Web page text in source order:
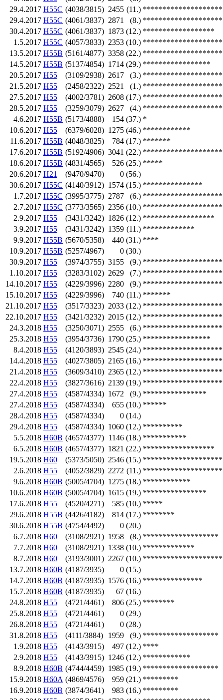
29.4.2017 H55C (4038/3815) 2455 (11.)
29.4.2017 H55C (4061/3837) 2871 (8.)
30.4.2017 H55C (4061/3837) 1873 (12.) ******************
1.5.2017 H55C (4057/3833) 2353 (10.)
13.5.2017 H55B (5161/4877) 3358 (22.)
14.5.2017 H55B (5137/4854) 1714 (29.) *****************
20.5.2017 H55 (3109/2938) 2617 (3.)
21.5.2017 H55 (2458/2322) 2521 (1.)
27.5.2017 H55 (4002/3781) 2608 (17.)
28.5.2017 H55 (3259/3079) 2627 (4.)
4.6.2017 H55B (5173/4888) 154 (37.) *
10.6.2017 H55 (6379/6028) 1275 (46.) ************
11.6.2017 H55B (4048/3825) 784 (17.) *******
17.6.2017 H55B (5192/4906) 3041 (22.)
18.6.2017 H55B (4831/4565) 526 (25.) *****
20.6.2017 H21 (9470/9470) 0 (56.)
30.6.2017 H55C (4140/3912) 1574 (15.) ***************
1.7.2017 H55C (3995/3775) 2787 (6.)
2.7.2017 H55C (3773/3565) 2356 (10.)
2.9.2017 H55 (3431/3242) 1826 (12.) ******************
3.9.2017 H55 (3431/3242) 1359 (11.) *************
9.9.2017 H55B (5670/5358) 440 (31.) ****
10.9.2017 H55B (5257/4967) 0 (30.)
30.9.2017 H55 (3974/3755) 3155 (9.)
1.10.2017 H55 (3283/3102) 2629 (7.)
14.10.2017 H55 (4229/3996) 2280 (9.)
15.10.2017 H55 (4229/3996) 740 (11.) *******
21.10.2017 H55 (3517/3323) 2033 (12.) ********************
22.10.2017 H55 (3421/3232) 2015 (12.) ********************
24.3.2018 H55 (3250/3071) 2555 (6.)
25.3.2018 H55 (3954/3736) 1790 (25.) *****************
8.4.2018 H55 (4120/3893) 2545 (24.)
14.4.2018 H55 (4027/3805) 2165 (16.)
21.4.2018 H55 (3609/3410) 2365 (12.)
22.4.2018 H55 (3827/3616) 2139 (19.)
27.4.2018 H55 (4587/4334) 1672 (9.) ****************
27.4.2018 H55 (4587/4334) 655 (10.) ******
28.4.2018 H55 (4587/4334) 0 (14.)
29.4.2018 H55 (4587/4334) 1060 (12.) **********
5.5.2018 H60B (4657/4377) 1146 (18.) ***********
6.5.2018 H60B (4657/4377) 1821 (22.) ******************
19.5.2018 H60 (5373/5050) 2546 (15.)
2.6.2018 H55 (4052/3829) 2272 (11.)
9.6.2018 H60B (5005/4704) 1275 (18.) ************
10.6.2018 H60B (5005/4704) 1615 (19.) ****************
17.6.2018 H55 (4520/4271) 585 (10.) *****
29.6.2018 H55B (4426/4182) 814 (17.) ********
30.6.2018 H55B (4754/4492) 0 (20.)
6.7.2018 H60 (3108/2921) 1958 (8.) *******************
7.7.2018 H60 (3108/2921) 1338 (10.) *************
8.7.2018 H60 (3193/3001) 2267 (10.)
13.7.2018 H60B (4187/3935) 0 (15.)
14.7.2018 H60B (4187/3935) 1576 (16.) ***************
15.7.2018 H60B (4187/3935) 67 (16.)
24.8.2018 H55 (4721/4461) 806 (25.) ********
25.8.2018 H55 (4721/4461) 0 (29.)
26.8.2018 H55 (4721/4461) 0 (28.)
31.8.2018 H55 (4111/3884) 1959 (9.) *******************
1.9.2018 H55 (4143/3915) 497 (12.) ****
2.9.2018 H55 (4143/3915) 1246 (12.) ************
8.9.2018 H60B (4744/4459) 1985 (19.) *******************
15.9.2018 H60A (4869/4576) 959 (21.) *********
16.9.2018 H60B (3874/3641) 983 (16.) *********